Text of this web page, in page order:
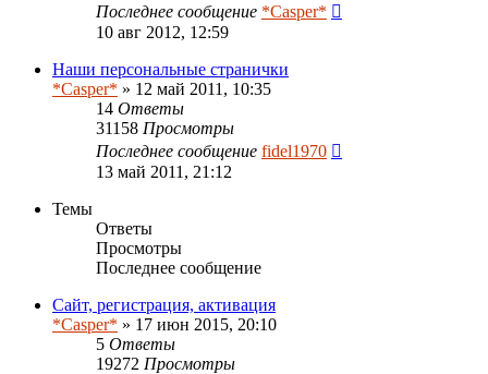
Последнее сообщение *Casper*
10 авг 2012, 12:59
Наши персональные странички
*Casper* » 12 май 2011, 10:35
14 Ответы
31158 Просмотры
Последнее сообщение fidel1970
13 май 2011, 21:12
Темы
Ответы
Просмотры
Последнее сообщение
Сайт, регистрация, активация
*Casper* » 17 июн 2015, 20:10
5 Ответы
19272 Просмотры